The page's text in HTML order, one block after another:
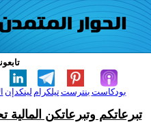
لينكدإن تيلكرامبنترست بودكاست
تبرعاتكم وتبرعاتكن